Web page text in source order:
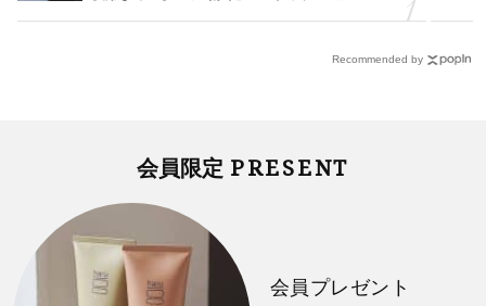
Recommended by
会員限定 PRESENT
会員プレゼント